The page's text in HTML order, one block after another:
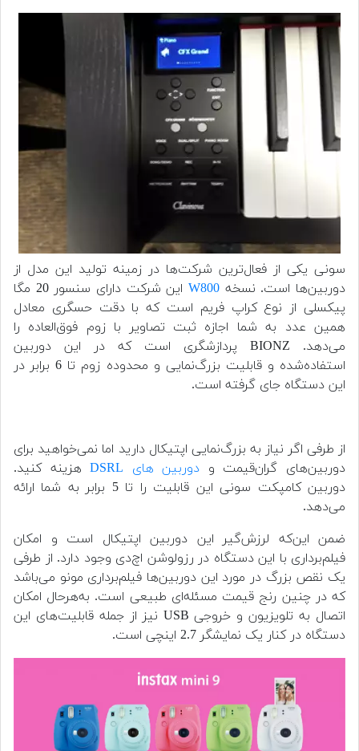
سونی یکی از فعال‌ترین شرکت‌ها در زمینه تولید این مدل از
دوربین‌ها است. نسخه W800
این شرکت دارای سنسور 20 مگا
پیکسلی از نوع کراپ فریم است که با دقت حسگری معادل
همین عدد به شما اجازه ثبت تصاویر با زوم فوق‌العاده را
می‌دهد. BIONZ پردازشگری است که در این دوربین
استفاده‌شده و قابلیت بزرگ‌نمایی و محدوده زوم تا 6 برابر در
این دستگاه جای گرفته است.
از طرفی اگر نیاز به بزرگ‌نمایی اپتیکال دارید اما نمی‌خواهید برای
دوربین‌های گران‌قیمت و دوربین های DSRL
هزینه کنید.
دوربین کامپکت سونی این قابلیت را تا 5 برابر به شما ارائه
می‌دهد.
ضمن این‌که لرزش‌گیر این دوربین اپتیکال است و امکان
فیلم‌برداری با این دستگاه در رزولوشن اچ‌دی وجود دارد. از طرفی
یک نقص بزرگ در مورد این دوربین‌ها فیلم‌برداری مونو می‌باشد
که در چنین رنج قیمت مسئله‌ای طبیعی است. به‌هرحال امکان
اتصال به تلویزیون و خروجی USB نیز از جمله قابلیت‌های این
دستگاه در کنار یک نمایشگر 2.7 اینچی است.